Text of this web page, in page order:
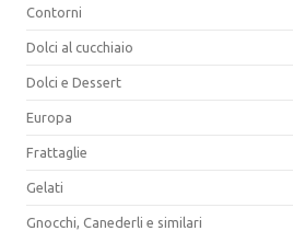
Contorni
Dolci al cucchiaio
Dolci e Dessert
Europa
Frattaglie
Gelati
Gnocchi, Canederli e similari